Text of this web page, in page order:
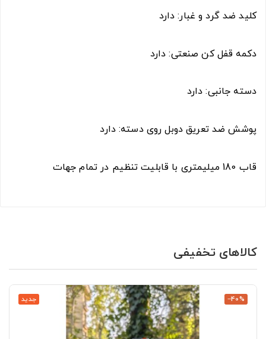
کلید ضد گرد و غبار: دارد
دکمه قفل کن صنعتی: دارد
دسته جانبی: دارد
پوشش ضد تعریق دوبل روی دسته: دارد
قاب 180 میلیمتری با قابلیت تنظیم در تمام جهات
کالاهای تخفیفی
جدید ‎−40%